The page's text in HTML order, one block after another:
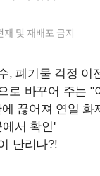
및 재배포 금지